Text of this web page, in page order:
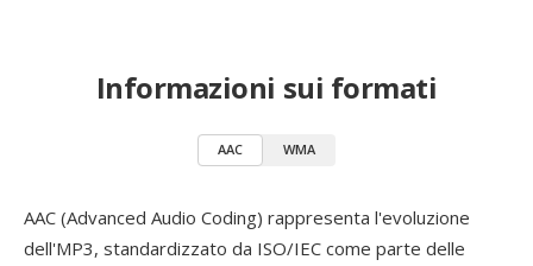
Informazioni sui formati
AAC WMA
AAC (Advanced Audio Coding) rappresenta l'evoluzione
dell'MP3, standardizzato da ISO/IEC come parte delle